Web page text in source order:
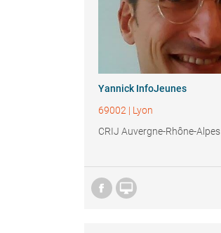
Yannick InfoJeunes
69002 | Lyon
CRIJ Auvergne-Rhône-Alpes
